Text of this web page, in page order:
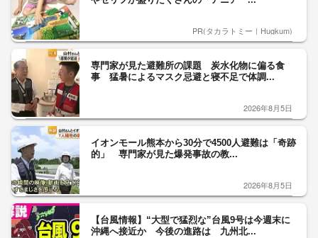
PR(タカラトミー｜Hugkum)
専門家が見た避難所の課題 炭水化物に偏る食
事 猛暑によるマスク忌避と寝不足で体調...
2026年8月5日
イオンモール熊本から30分で4500人避難は「奇跡
的」 専門家が見た爆発事故の教...
2026年8月5日
【台風情報】“大型で猛烈な”台風9号は今週末に
沖縄へ接近か 今後の進路は 九州北...